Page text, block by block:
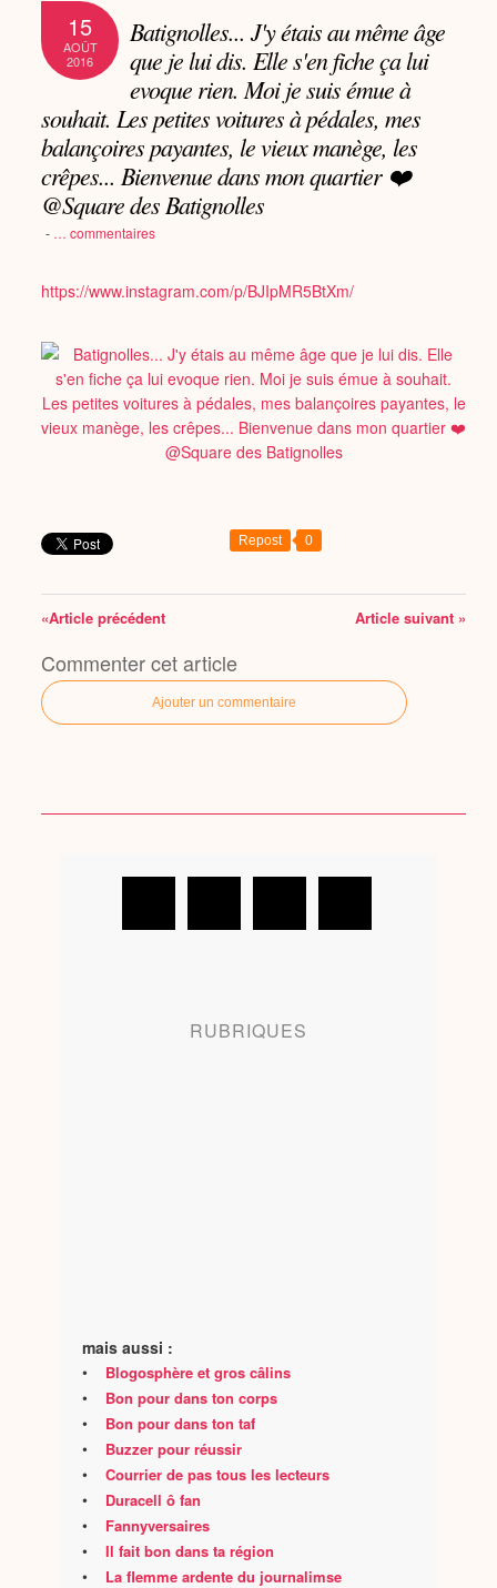
15
AOÛT
2016
Batignolles... J'y étais au même âge
que je lui dis. Elle s'en fiche ça lui
evoque rien. Moi je suis émue à
souhait. Les petites voitures à pédales, mes
balançoires payantes, le vieux manège, les
crêpes... Bienvenue dans mon quartier ❤️
@Square des Batignolles
- … commentaires
https://www.instagram.com/p/BJIpMR5BtXm/
Repost 0
«Article précédent Article suivant »
Commenter cet article
Ajouter un commentaire
RUBRIQUES
mais aussi :
• Blogosphère et gros câlins
• Bon pour dans ton corps
• Bon pour dans ton taf
• Buzzer pour réussir
• Courrier de pas tous les lecteurs
• Duracell ô fan
• Fannyversaires
• Il fait bon dans ta région
• La flemme ardente du journalimse